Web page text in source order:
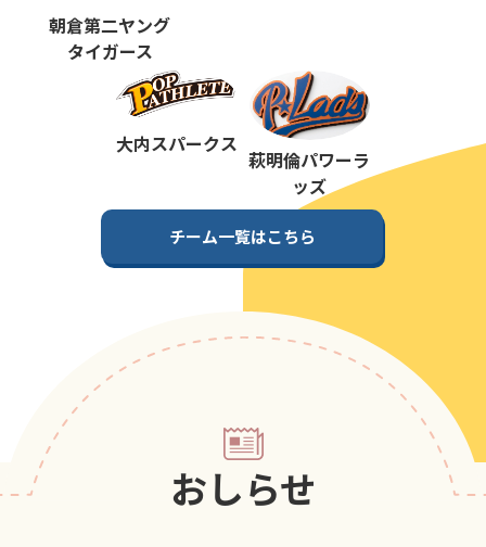
第7回
第6回 ポップアスリートカップ
第5回 ポップアスリートカップ
ポップアスリートカップ
ポップアスリートカップ
ポップアスリートカップ
朝倉第二ヤング
タイガース
大内スパークス
萩明倫パワーラ
ッズ
チーム一覧はこちら
おしらせ